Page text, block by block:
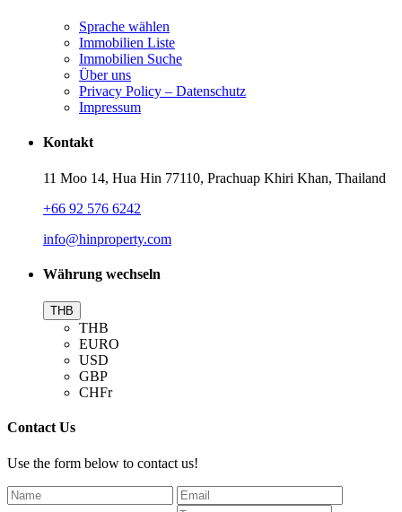
Sprache wählen
Immobilien Liste
Immobilien Suche
Über uns
Privacy Policy – Datenschutz
Impressum
Kontakt
11 Moo 14, Hua Hin 77110, Prachuap Khiri Khan, Thailand
+66 92 576 6242
info@hinproperty.com
Währung wechseln
THB
THB
EURO
USD
GBP
CHFr
Contact Us
Use the form below to contact us!